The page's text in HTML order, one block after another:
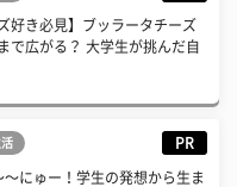
好き必見】ブッラータチーズ
で広がる？ 大学生が挑んだ自
PR
〜にゅー！学生の発想から生ま